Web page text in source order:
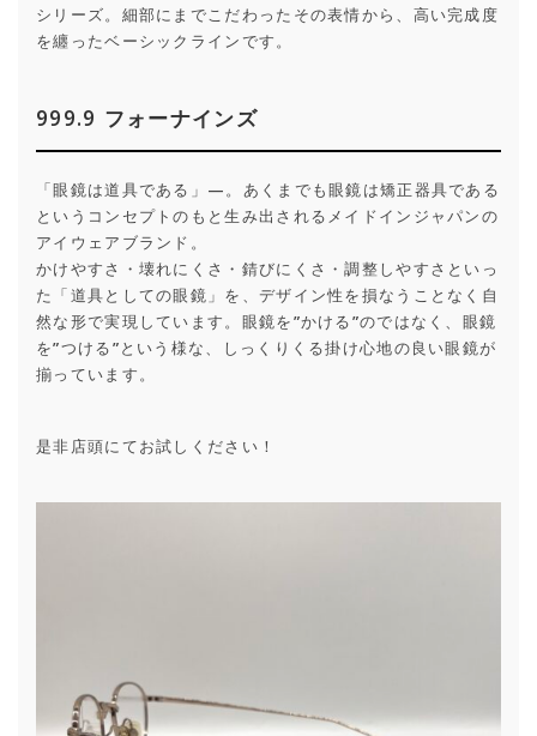
シリーズ。細部にまでこだわったその表情から、高い完成度
を纏ったベーシックラインです。
999.9 フォーナインズ
「眼鏡は道具である」—。あくまでも眼鏡は矯正器具である
というコンセプトのもと生み出されるメイドインジャパンの
アイウェアブランド。
かけやすさ・壊れにくさ・錆びにくさ・調整しやすさといっ
た「道具としての眼鏡」を、デザイン性を損なうことなく自
然な形で実現しています。眼鏡を”かける”のではなく、眼鏡
を”つける”という様な、しっくりくる掛け心地の良い眼鏡が
揃っています。
是非店頭にてお試しください！